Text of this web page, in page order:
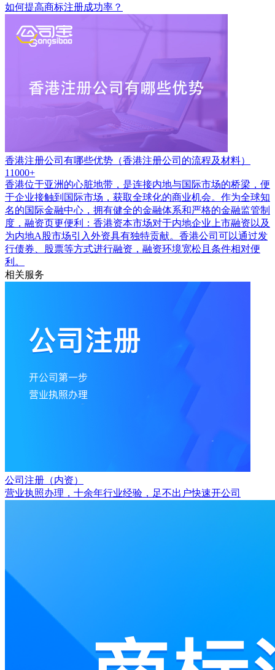
如何提高商标注册成功率？
香港注册公司有哪些优势（香港注册公司的流程及材料）
11000+
香港位于亚洲的心脏地带，是连接内地与国际市场的桥梁，便
于企业接触到国际市场，获取全球化的商业机会。作为全球知
名的国际金融中心，拥有健全的金融体系和严格的金融监管制
度，融资页更便利：香港资本市场对于内地企业上市融资以及
为内地A股市场引入外资具有独特贡献。香港公司可以通过发
行债券、股票等方式进行融资，融资环境宽松且条件相对便
利。
相关服务
公司注册（内资）
营业执照办理，十余年行业经验，足不出户快速开公司